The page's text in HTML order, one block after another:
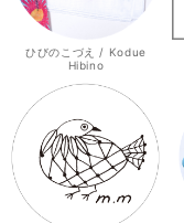
ひびのこづえ / Kodue
Hibino